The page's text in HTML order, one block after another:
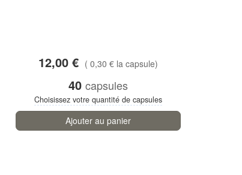
12,00 € ( 0,30 € la capsule)
40 capsules
Choisissez votre quantité de capsules
Ajouter au panier